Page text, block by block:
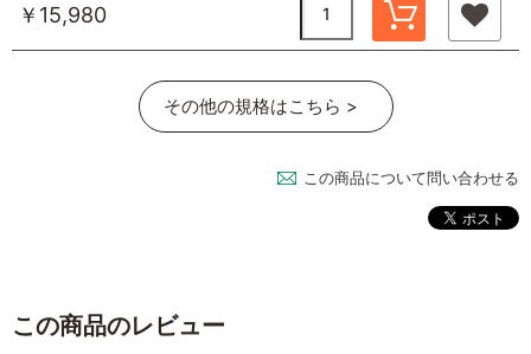
￥15,980
その他の規格はこちら >
この商品について問い合わせる
この商品のレビュー